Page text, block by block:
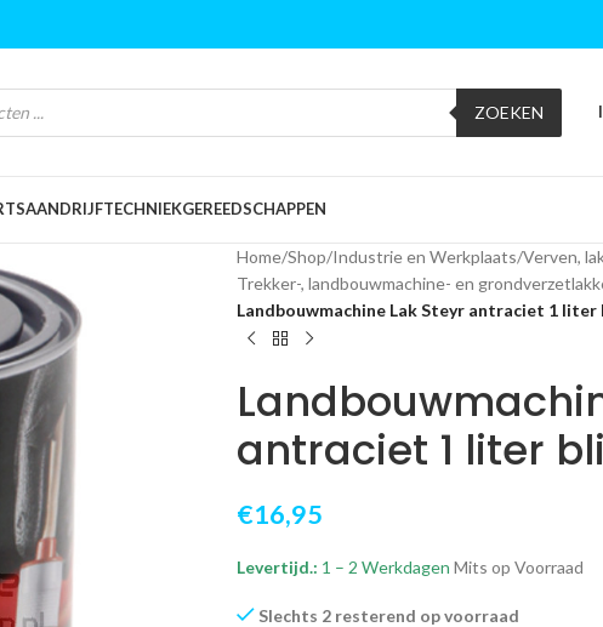
ZOEKEN
AANDRIJFTECHNIEKGEREEDSCHAPPEN
Home/Shop/Industrie en Werkplaats/Verven,
Trekker-, landbouwmachine- en
Landbouwmachine Lak Steyr antraciet 1 liter
antraciet 1 liter
€16,95
Levertijd.: 1 – 2 Werkdagen Mits op Voorraad
Slechts 2 resterend op voorraad